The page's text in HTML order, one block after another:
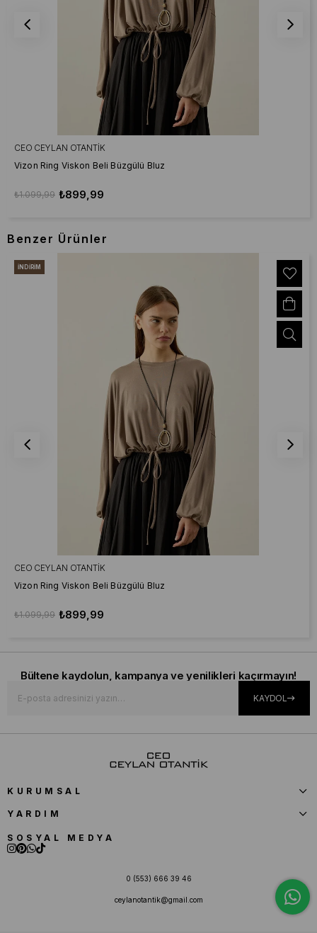
CEO CEYLAN OTANTIK
Vizon Ring Viskon Beli Büzgülü Bluz
₺899,99
₺1.099,99
Benzer Ürünler
CEO CEYLAN OTANTIK
Vizon Ring Viskon Beli Büzgülü Bluz
₺899,99
₺1.099,99
İNDIRIM
Bültene kaydolun, kampanya ve yenilikleri kaçırmayın!
KAYDOL
KURUMSAL
YARDIM
SOSYAL MEDYA
0 (553) 666 39 46
ceylanotantik@gmail.com